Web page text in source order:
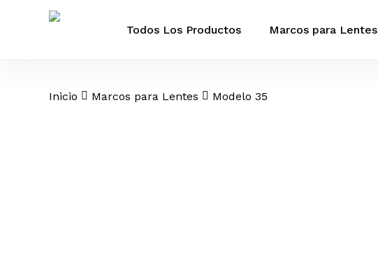
Todos Los Productos Marcos para Lentes
Inicio Marcos para Lentes Modelo 35